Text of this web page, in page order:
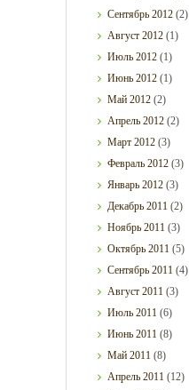
Сентябрь2012 (2)
Август2012 (1)
Июль2012 (1)
Июнь2012 (1)
Май2012 (2)
Апрель2012 (2)
Март2012 (3)
Февраль2012 (3)
Январь2012 (3)
Декабрь2011 (2)
Ноябрь2011 (3)
Октябрь2011 (5)
Сентябрь2011 (4)
Август2011 (3)
Июль2011 (6)
Июнь2011 (8)
Май2011 (8)
Апрель2011 (12)